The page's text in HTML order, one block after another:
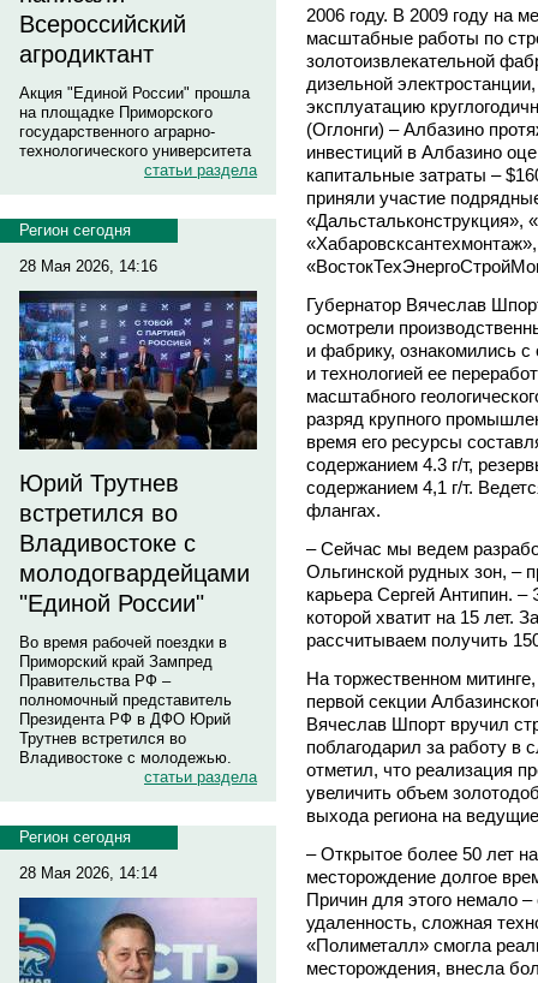
Всероссийский
агродиктант
Акция "Единой России" прошла
на площадке Приморского
государственного аграрно-
технологического университета
статьи раздела
Регион сегодня
28 Мая 2026, 14:16
Юрий Трутнев
встретился во
Владивостоке с
молодогвардейцами
"Единой России"
Во время рабочей поездки в
Приморский край Зампред
Правительства РФ –
полномочный представитель
Президента РФ в ДФО Юрий
Трутнев встретился во
Владивостоке с молодежью.
статьи раздела
Регион сегодня
28 Мая 2026, 14:14
2006 году. В 2009 году на
масштабные работы по
золотоизвлекательной
дизельной
эксплуатацию
(Оглонги) – Албазино
инвестиций в Албазино
капитальные затраты –
приняли участие
«Дальстальконструкция»,
Губернатор Вячеслав
осмотрели
и фабрику, ознакомились
и технологией ее
масштабного
разряд крупного
время его ресурсы
содержанием 4.3 г/т,
содержанием 4,1 г/т.
флангах.
– Сейчас мы ведем
Ольгинской рудных зон, –
карьера Сергей Антипин.
которой хватит на 15 лет.
рассчитываем получить
На торжественном
первой секции
Вячеслав Шпорт вручил
поблагодарил за работу в
отметил, что реализация
увеличить объем
выхода региона на
– Открытое более 50 лет
месторождение долгое
Причин для этого немало
удаленность, сложная
«Полиметалл» смогла
месторождения, внесла